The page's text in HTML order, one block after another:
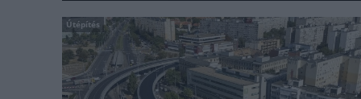
Útépítés